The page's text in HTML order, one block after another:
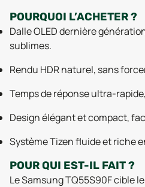
POURQUOI L’ACHETER ?
Dalle OLED dernière
sublimes.
Rendu HDR naturel, sans
Temps de réponse ultra-
Design élégant et compact,
Système Tizen fluide et riche
POUR QUI EST-IL FAIT ?
Le Samsung TQ55S90F cible